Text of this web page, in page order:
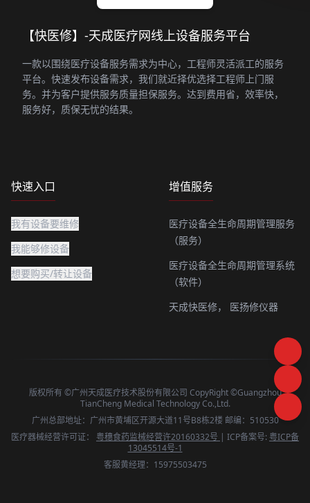
【快医修】-天成医疗网线上设备服务平台
一款以围绕医疗设备服务需求为中心，工程师灵活派工的服务
平台。快速发布设备需求，我们就近择优选择工程师上门服
务。并为客户提供服务质量担保服务。达到费用省，效率快，
服务好，质保无忧的结果。
快速入口
我有设备要维修
我能够修设备
想要购买/转让设备
增值服务
医疗设备全生命周期管理服务
（服务）
医疗设备全生命周期管理系统
（软件）
天成快医修，
医扬修仪器
版权所有 ©广州天成医疗技术股份有限公司 CopyRight ©Guangzhou
TianCheng Medical Technology Co.,Ltd.
广州总部地址：广州市黄埔区开源大道11号B8栋2楼 邮编：510530
医疗器械经营许可证： 粤穗食药监械经营许20160332号 | ICP备案号: 粤ICP备
13045514号-1
客服黄经理：15975503475